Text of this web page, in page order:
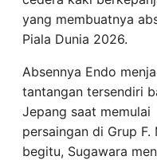
yang membuatnya
Piala Dunia 2026.
Absennya Endo
tantangan tersendiri
Jepang saat memulai
persaingan di Grup F.
begitu, Sugawara